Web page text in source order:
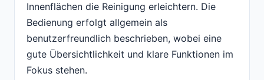
Innenflächen die Reinigung erleichtern. Die
Bedienung erfolgt allgemein als
benutzerfreundlich beschrieben, wobei eine
gute Übersichtlichkeit und klare Funktionen im
Fokus stehen.